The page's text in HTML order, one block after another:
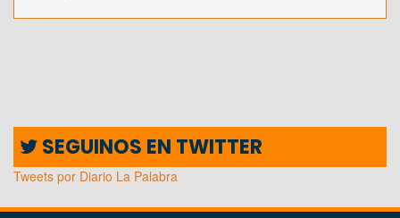
SEGUINOS EN TWITTER
Tweets por Diario La Palabra